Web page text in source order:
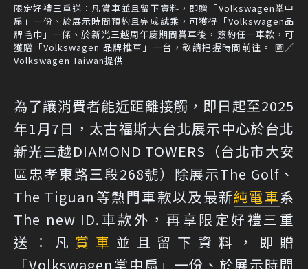
限定好禮三重送：凡賞車並且留下資料，即贈「Volkswagen掌中
扇」一份、於展示時間預約且完成試乘，可獲得「Volkswagen品
牌毛巾」一條、於新光三越周年慶期間賞車後，簽約任一車款，可
獲贈「Volkswagen 品牌推車」一台，敬請把握時間前往。 圖／
Volkswagen Taiwan提供
為了讓消費者能近距離接觸，即日起至2025
年1月7日，太古福斯大台北展示中心於台北
新光三越DIAMOND TOWERS（台北市大安
區忠孝東路三段268號）除展示The Golf、
The Tiguan等熱門車款以及最新純電車系
The new ID.車款外，再享限定好禮三重
送：凡 賞車 並且留下資料，即贈
「Volkswagen掌中扇」一份、於展示時間